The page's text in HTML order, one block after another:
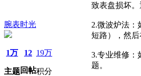
腕表时光
1万
主题
12
回帖
19万
积分
致表盘损坏。
2.微波炉法：
短路），然
3.专业维修：
题。